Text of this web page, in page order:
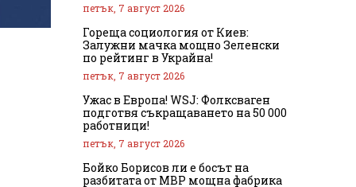
петък, 7 август 2026
Гореща социология от Киев:
Залужни мачка мощно Зеленски
по рейтинг в Украйна!
петък, 7 август 2026
Ужас в Европа! WSJ: Фолксваген
подготвя съкращаването на 50 000
работници!
петък, 7 август 2026
Бойко Борисов ли е босът на
разбитата от МВР мощна фабрика